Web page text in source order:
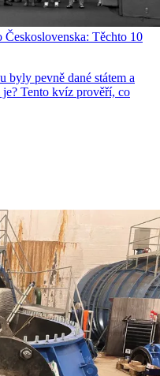
Těchto 10
byly pevně dané státem a
je? Tento kvíz prověří, co